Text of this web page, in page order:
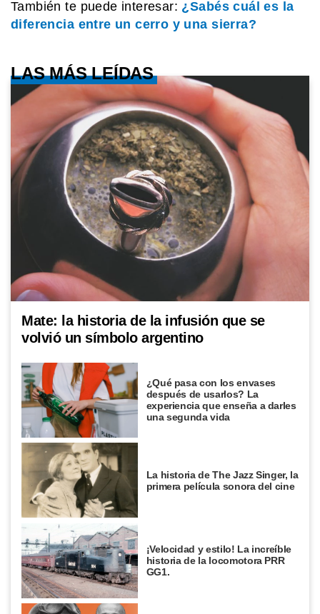
También te puede interesar: ¿Sabés cuál es la
diferencia entre un cerro y una sierra?
LAS MÁS LEÍDAS
Mate: la historia de la infusión que se
volvió un símbolo argentino
¿Qué pasa con los envases
después de usarlos? La
experiencia que enseña a darles
una segunda vida
La historia de The Jazz Singer, la
primera película sonora del cine
¡Velocidad y estilo! La increíble
historia de la locomotora PRR
GG1.